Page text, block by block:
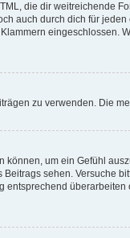
die dir weitreichende
auch durch dich für
Klammern
zu verwenden. Die
um ein Gefühl
sehen. Versuche
entsprechend